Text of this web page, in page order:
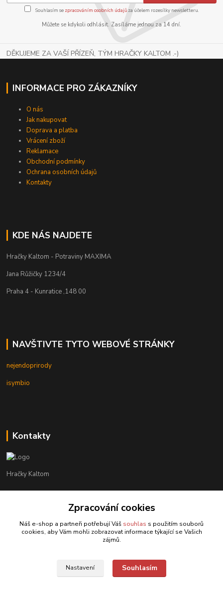
Souhlasím se zpracováním osobních údajůza účelem rozesílky newsletteru.
Můžete se kdykoli odhlásit. Zasíláme jednou za 14 dní.
DĚKUJEME ZA VAŠÍ PŘÍZEŇ, TÝM HRAČKY KALTOM .-)
INFORMACE PRO ZÁKAZNÍKY
O nás
Jak nakupovat
Doprava a platba
Vrácení zboží
Reklamace
Obchodní podmínky
Ochrana osobních údajů
Kontakty
KDE NÁS NAJDETE
Hračky Kaltom - Potraviny MAXIMA
Jana Růžičky 1234/4
Praha 4 - Kunratice ,148 00
NAVŠTIVTE TYTO WEBOVÉ STRÁNKY
nejendoprirody
isymbio
Kontakty
Hračky Kaltom
+420 777 538 008
hrackykaltom@gmail.com
Zpracování cookies
Náš e-shop a partneři potřebují Váš souhlas s použitím souborů
cookies, aby Vám mohli zobrazovat informace týkající se Vašich
zájmů.
Nastavení Souhlasím